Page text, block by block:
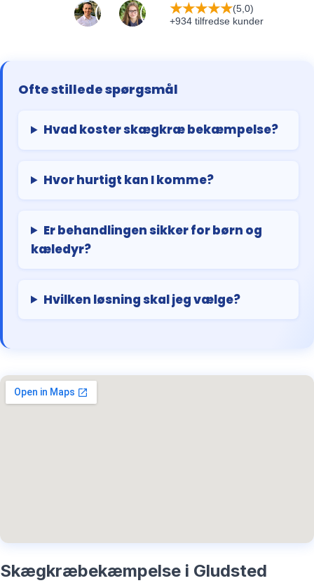
★★★★★(5,0)
+934 tilfredse kunder
Ofte stillede spørgsmål
Hvad koster skægkræ bekæmpelse?
Hvor hurtigt kan I komme?
Er behandlingen sikker for børn og
kæledyr?
Hvilken løsning skal jeg vælge?
Skægkræbekæmpelse i Gludsted